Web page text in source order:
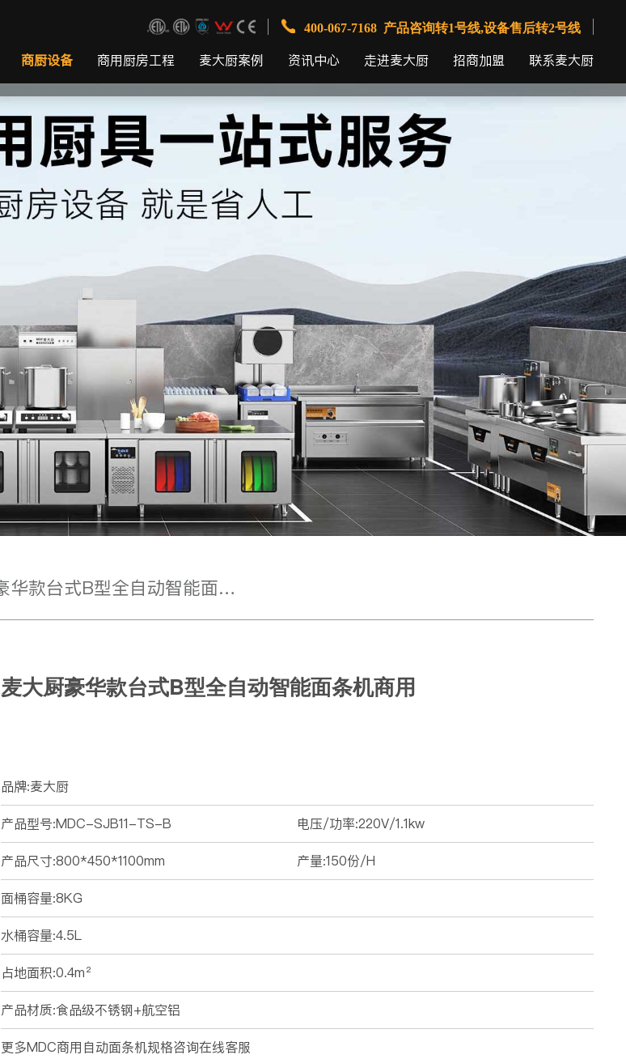
400-067-7168 产品咨询转1号线,设备售后转2号线
商厨设备 商用厨房工程 麦大厨案例 资讯中心 走进麦大厨 招商加盟 联系麦大厨
麦大厨豪华款台式B型全自动智能面条机商用
麦大厨豪华款台式B型全自动智能面条机商用
品牌:麦大厨
产品型号:MDC-SJB11-TS-B 电压/功率:220V/1.1kw
产品尺寸:800*450*1100mm 产量:150份/H
面桶容量:8KG
水桶容量:4.5L
占地面积:0.4m²
产品材质:食品级不锈钢+航空铝
更多MDC商用自动面条机规格咨询在线客服